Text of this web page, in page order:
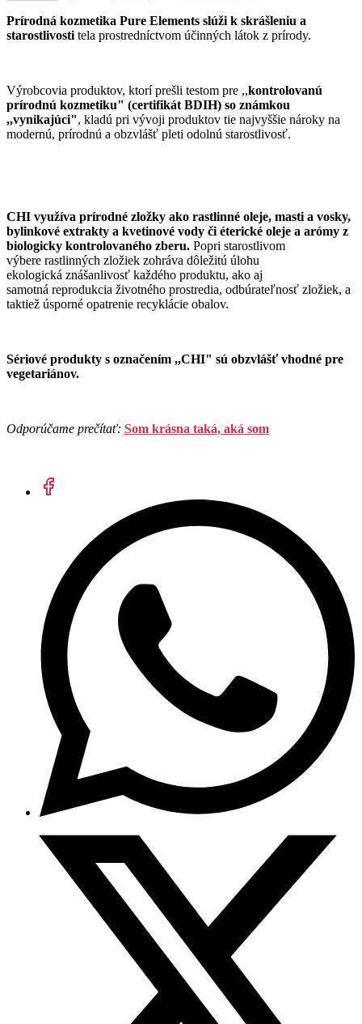
Prírodná kozmetika Pure Elements slúži k skrášleniu a
starostlivostitela prostredníctvom účinných látok z prírody.
Výrobcovia produktov, ktorí prešli testom pre ,,kontrolovanú
prírodnú kozmetiku" (certifikát BDIH) so známkou
,,vynikajúci", kladú pri vývoji produktov tie najvyššie nároky na
modernú, prírodnú a obzvlášť pleti odolnú starostlivosť.
CHI využíva prírodné zložky ako rastlinné oleje, masti a vosky,
bylinkové extrakty a kvetinové vody či éterické oleje a arómy z
biologicky kontrolovaného zberu. Popri starostlivom
výbere rastlinných zložiek zohráva dôležitú úlohu
ekologická znášanlivosť každého produktu, ako aj
samotná reprodukcia životného prostredia, odbúrateľnosť zložiek, a
taktiež úsporné opatrenie recyklácie obalov.
Sériové produkty s označením ,,CHI" sú obzvlášť vhodné pre
vegetariánov.
Odporúčame prečítať: Som krásna taká, aká som